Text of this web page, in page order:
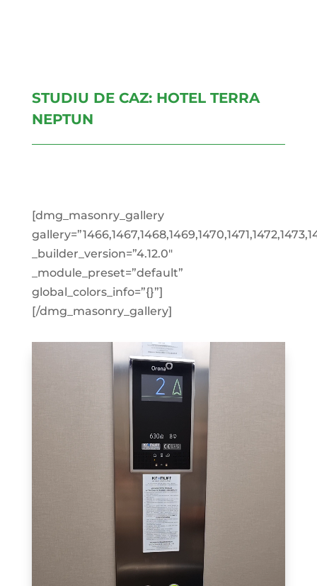
STUDIU DE CAZ: HOTEL TERRA
NEPTUN
[dmg_masonry_gallery
_builder_version=”4.12.0″
_module_preset=”default”
global_colors_info=”{}”]
[/dmg_masonry_gallery]